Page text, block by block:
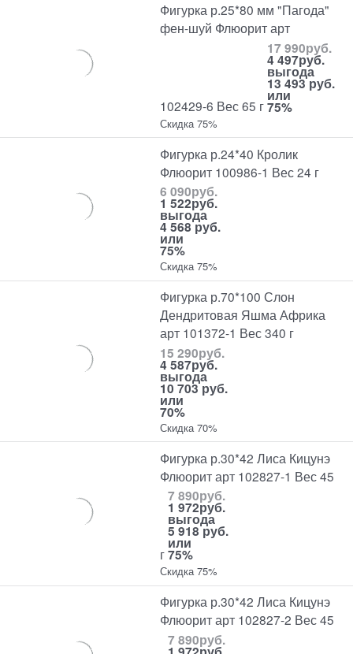
Фигурка р.25*80 мм "Пагода"
фен-шуй Флюорит арт
102429-6 Вес 65 г
17 990руб.
4 497руб.
выгода
13 493 руб.
или
75%
Скидка 75%
Фигурка р.24*40 Кролик
Флюорит 100986-1 Вес 24 г
6 090руб.
1 522руб.
выгода
4 568 руб.
или
75%
Скидка 75%
Фигурка р.70*100 Слон
Дендритовая Яшма Африка
арт 101372-1 Вес 340 г
15 290руб.
4 587руб.
выгода
10 703 руб.
или
70%
Скидка 70%
Фигурка р.30*42 Лиса Кицунэ
Флюорит арт 102827-1 Вес 45
г
7 890руб.
1 972руб.
выгода
5 918 руб.
или
75%
Скидка 75%
Фигурка р.30*42 Лиса Кицунэ
Флюорит арт 102827-2 Вес 45
7 890руб.